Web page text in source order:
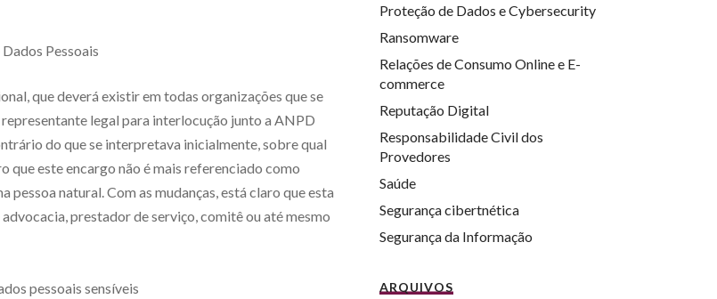
Pessoais
que deverá existir em todas organizações que se
legal para interlocução junto a ANPD
do que se interpretava inicialmente, sobre qual
que este encargo não é mais referenciado como
natural. Com as mudanças, está claro que esta
prestador de serviço, comitê ou até mesmo
pessoais sensíveis
Proteção de Dados e Cybersecurity
Ransomware
Relações de Consumo Online e E-
commerce
Reputação Digital
Responsabilidade Civil dos
Provedores
Saúde
Segurança cibertnética
Segurança da Informação
ARQUIVOS